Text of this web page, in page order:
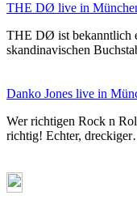
THE DØ live in
THE DØ ist bekanntlich
skandinavischen
Danko Jones live in
Wer richtigen Rock n
richtig! Echter,